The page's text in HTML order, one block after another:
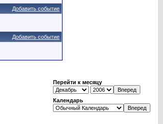
Добавить событие
Добавить событие
Перейти к месяцу
Календарь